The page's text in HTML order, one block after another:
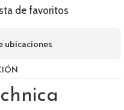
de favoritos
ubicaciones